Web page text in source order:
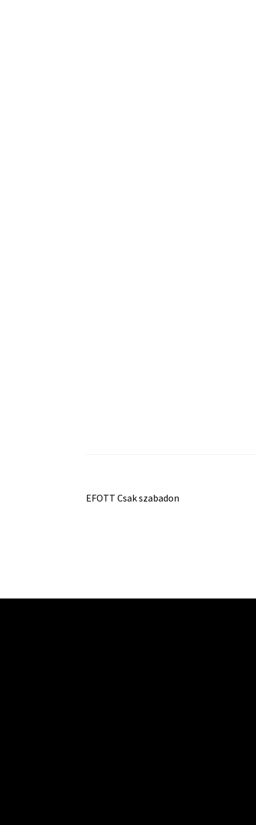
Bejegyzés
Previous
EFOTT Csak szabadon